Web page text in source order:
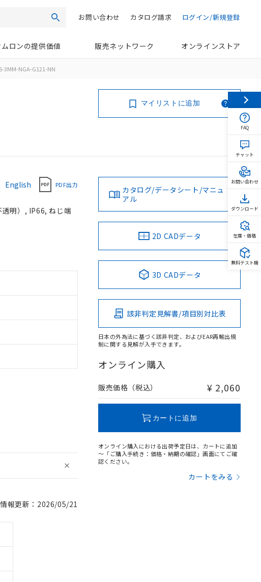
検索 ログイン/新規登録
カタログ請求
お問い合わせ
ムロンの提供価値 販売ネットワーク オンラインストア
3MM-NGA-G121-NN
マイリストに追加
English PDF出力
明）, IP66, ねじ端
情報更新：2026/05/21
カタログ/データシート/マニュ
アル
2D CADデータ
3D CADデータ
該非判定見解書/項目別対比表
日本の外為法に基づく該非判定、およびEAR再輸出規
制に関する見解が入手できます。
オンライン購入
販売価格（税込） ¥ 2,060
カートに追加
オンライン購入における出荷予定日は、カートに追加
～「ご購入手続き：価格・納期の確認」画面にてご確
認ください。
カートをみる
FAQ
チャット
お問い合わせ
ダウンロード
在庫・価格
無料テスト機